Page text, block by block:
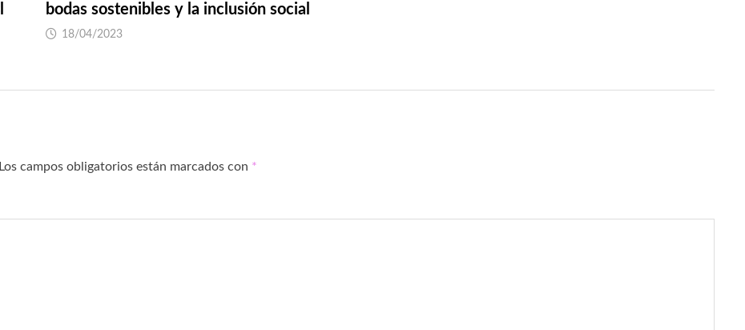
bodas sostenibles y la inclusión social
18/04/2023
Los campos obligatorios están marcados con *